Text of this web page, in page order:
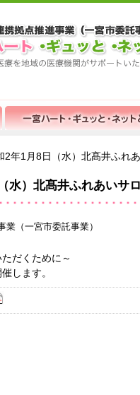
2年1月8日（水）北髙井ふれ
水）北髙井ふれあいサ
業（一宮市委託事業）
だくために～
します。